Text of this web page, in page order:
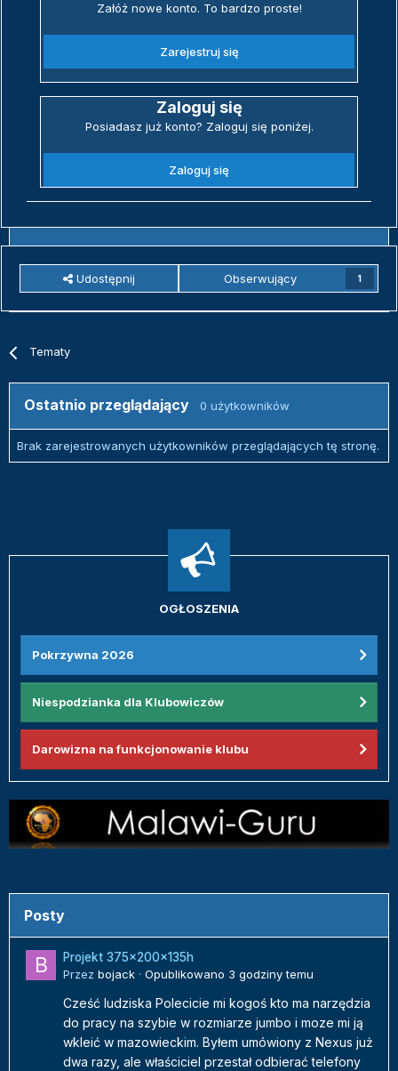
Załóż nowe konto. To bardzo proste!
Zarejestruj się
Zaloguj się
Posiadasz już konto? Zaloguj się poniżej.
Zaloguj się
Udostępnij Obserwujący 1
Tematy
Ostatnio przeglądający 0 użytkowników
Brak zarejestrowanych użytkowników przeglądających tę stronę.
OGŁOSZENIA
Pokrzywna 2026
Niespodzianka dla Klubowiczów
Darowizna na funkcjonowanie klubu
Posty
Projekt 375x200x135h
Przez bojack · Opublikowano 3 godziny temu
Cześć ludziska Polecicie mi kogoś kto ma narzędzia
do pracy na szybie w rozmiarze jumbo i moze mi ją
wkleić w mazowieckim. Byłem umówiony z Nexus już
dwa razy, ale właściciel przestał odbierać telefony